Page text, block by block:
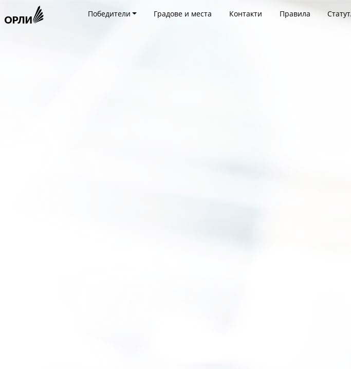
Победители Градове и места Контакти Правила